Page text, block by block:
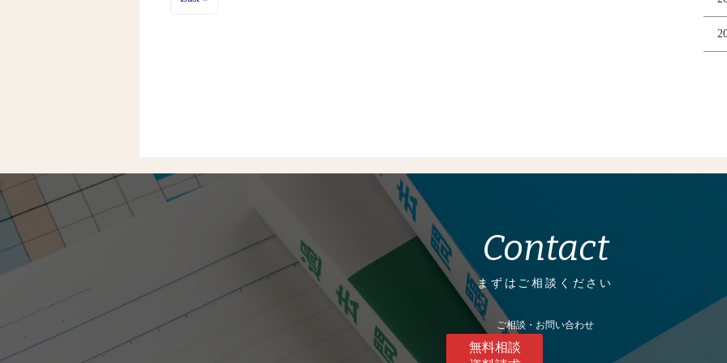
Contact
まずはご相談ください
ご相談・お問い合わせ
無料相談